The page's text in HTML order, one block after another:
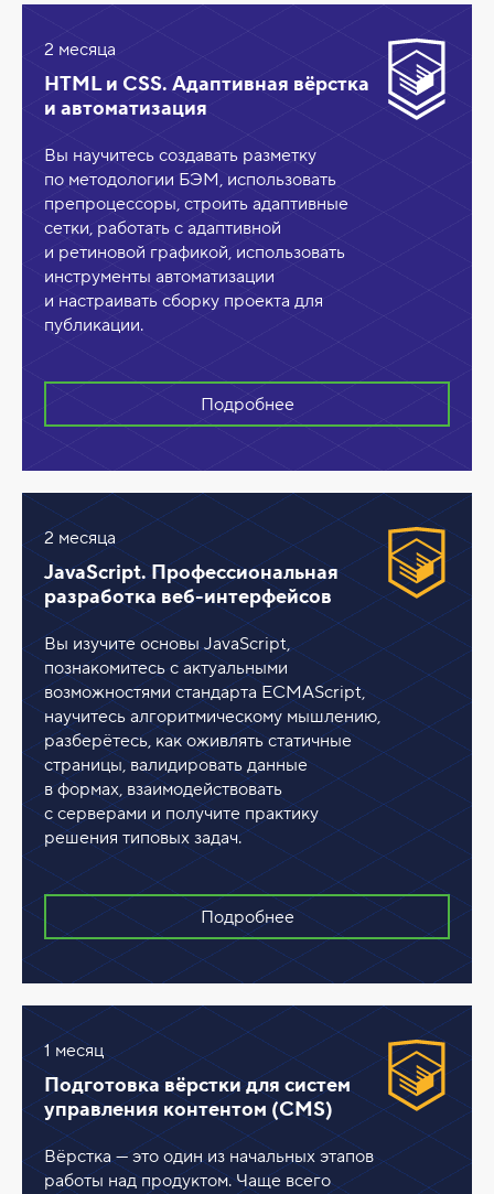
2 месяца
HTML и CSS. Адаптивная вёрстка
и автоматизация
Вы научитесь создавать разметку
по методологии БЭМ, использовать
препроцессоры, строить адаптивные
сетки, работать с адаптивной
и ретиновой графикой, использовать
инструменты автоматизации
и настраивать сборку проекта для
публикации.
Подробнее
2 месяца
JavaScript. Профессиональная
разработка веб-интерфейсов
Вы изучите основы JavaScript,
познакомитесь с актуальными
возможностями стандарта ECMAScript,
научитесь алгоритмическому мышлению,
разберётесь, как оживлять статичные
страницы, валидировать данные
в формах, взаимодействовать
с серверами и получите практику
решения типовых задач.
Подробнее
1 месяц
Подготовка вёрстки для cистем
управления контентом (CMS)
Вёрстка — это один из начальных этапов
работы над продуктом. Чаще всего